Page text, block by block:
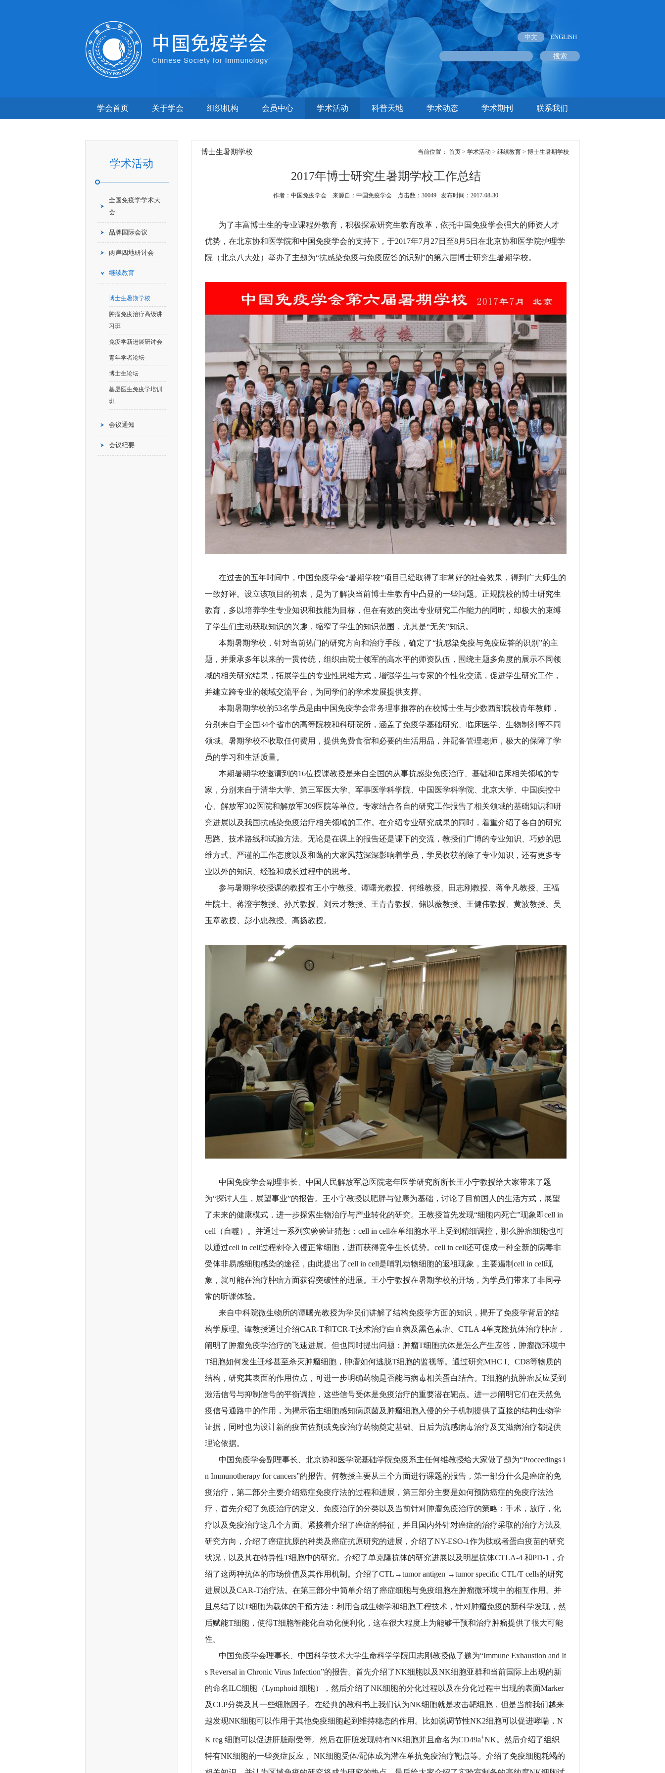
中文 ENGLISH
学会首页 关于学会 组织机构 会员中心 学术活动 科普天地 学术动态 学术期刊 联系我们
学术活动
全国免疫学学术大
会
品牌国际会议
两岸四地研讨会
继续教育
博士生暑期学校
肿瘤免疫治疗高级讲
习班
免疫学新进展研讨会
青年学者论坛
博士生论坛
基层医生免疫学培训
班
会议通知
会议纪要
博士生暑期学校 当前位置： 首页 > 学术活动 > 继续教育 > 博士生暑期学校
2017年博士研究生暑期学校工作总结
作者：中国免疫学会 来源自：中国免疫学会 点击数：30049 发布时间：2017-08-30
为了丰富博士生的专业课程外教育，积极探索研究生教育改革，依托中国免疫学会强大的师资人才
优势，在北京协和医学院和中国免疫学会的支持下，于2017年7月27日至8月5日在北京协和医学院护理学
院（北京八大处）举办了主题为“抗感染免疫与免疫应答的识别”的第六届博士研究生暑期学校。
在过去的五年时间中，中国免疫学会“暑期学校”项目已经取得了非常好的社会效果，得到广大师生的
一致好评。设立该项目的初衷，是为了解决当前博士生教育中凸显的一些问题。正规院校的博士研究生
教育，多以培养学生专业知识和技能为目标，但在有效的突出专业研究工作能力的同时，却极大的束缚
了学生们主动获取知识的兴趣，缩窄了学生的知识范围，尤其是“无关”知识。
本期暑期学校，针对当前热门的研究方向和治疗手段，确定了“抗感染免疫与免疫应答的识别”的主
题，并秉承多年以来的一贯传统，组织由院士领军的高水平的师资队伍，围绕主题多角度的展示不同领
域的相关研究结果，拓展学生的专业性思维方式，增强学生与专家的个性化交流，促进学生研究工作，
并建立跨专业的领域交流平台，为同学们的学术发展提供支撑。
本期暑期学校的53名学员是由中国免疫学会常务理事推荐的在校博士生与少数西部院校青年教师，
分别来自于全国34个省市的高等院校和科研院所，涵盖了免疫学基础研究、临床医学、生物制剂等不同
领域。暑期学校不收取任何费用，提供免费食宿和必要的生活用品，并配备管理老师，极大的保障了学
员的学习和生活质量。
本期暑期学校邀请到的16位授课教授是来自全国的从事抗感染免疫治疗、基础和临床相关领域的专
家，分别来自于清华大学、第三军医大学、军事医学科学院、中国医学科学院、北京大学、中国疾控中
心、解放军302医院和解放军309医院等单位。专家结合各自的研究工作报告了相关领域的基础知识和研
究进展以及我国抗感染免疫治疗相关领域的工作。在介绍专业研究成果的同时，着重介绍了各自的研究
思路、技术路线和试验方法。无论是在课上的报告还是课下的交流，教授们广博的专业知识、巧妙的思
维方式、严谨的工作态度以及和蔼的大家风范深深影响着学员，学员收获的除了专业知识，还有更多专
业以外的知识、经验和成长过程中的思考。
参与暑期学校授课的教授有王小宁教授、谭曙光教授、何维教授、田志刚教授、蒋争凡教授、王福
生院士、蒋澄宇教授、孙兵教授、刘云才教授、王青青教授、储以薇教授、王健伟教授、黄波教授、吴
玉章教授、彭小忠教授、高扬教授。
中国免疫学会副理事长、中国人民解放军总医院老年医学研究所所长王小宁教授给大家带来了题
为“探讨人生，展望事业”的报告。王小宁教授以肥胖与健康为基础，讨论了目前国人的生活方式，展望
了未来的健康模式，进一步探索生物治疗与产业转化的研究。王教授首先发现“细胞内死亡”现象即cell in
cell（自噬）。并通过一系列实验验证猜想：cell in cell在单细胞水平上受到精细调控，那么肿瘤细胞也可
以通过cell in cell过程剥夺入侵正常细胞，进而获得竞争生长优势。cell in cell还可促成一种全新的病毒非
受体非易感细胞感染的途径，由此提出了cell in cell是哺乳动物细胞的返祖现象，主要遏制cell in cell现
象，就可能在治疗肿瘤方面获得突破性的进展。王小宁教授在暑期学校的开场，为学员们带来了非同寻
常的听课体验。
来自中科院微生物所的谭曙光教授为学员们讲解了结构免疫学方面的知识，揭开了免疫学背后的结
构学原理。谭教授通过介绍CAR-T和TCR-T技术治疗白血病及黑色素瘤、CTLA-4单克隆抗体治疗肿瘤，
阐明了肿瘤免疫学治疗的飞速进展。但也同时提出问题：肿瘤T细胞抗体是怎么产生应答，肿瘤微环境中
T细胞如何发生迁移甚至杀灭肿瘤细胞，肿瘤如何逃脱T细胞的监视等。通过研究MHC I、CD8等物质的
结构，研究其表面的作用位点，可进一步明确药物是否能与病毒相关蛋白结合。T细胞的抗肿瘤反应受到
激活信号与抑制信号的平衡调控，这些信号受体是免疫治疗的重要潜在靶点。进一步阐明它们在天然免
疫信号通路中的作用，为揭示宿主细胞感知病原菌及肿瘤细胞入侵的分子机制提供了直接的结构生物学
证据，同时也为设计新的疫苗佐剂或免疫治疗药物奠定基础。日后为流感病毒治疗及艾滋病治疗都提供
理论依据。
中国免疫学会副理事长、北京协和医学院基础学院免疫系主任何维教授给大家做了题为“Proceedings i
n Immunotherapy for cancers”的报告。何教授主要从三个方面进行课题的报告，第一部分什么是癌症的免
疫治疗，第二部分主要介绍癌症免疫疗法的过程和进展，第三部分主要是如何预防癌症的免疫疗法治
疗，首先介绍了免疫治疗的定义、免疫治疗的分类以及当前针对肿瘤免疫治疗的策略：手术，放疗，化
疗以及免疫治疗这几个方面。紧接着介绍了癌症的特征，并且国内外针对癌症的治疗采取的治疗方法及
研究方向，介绍了癌症抗原的种类及癌症抗原研究的进展，介绍了NY-ESO-1作为肽或者蛋白疫苗的研究
状况，以及其在特异性T细胞中的研究。介绍了单克隆抗体的研究进展以及明星抗体CTLA-4 和PD-1，介
绍了这两种抗体的市场价值及其作用机制。介绍了CTL→tumor antigen →tumor specific CTL/T cells的研究
进展以及CAR-T治疗法。在第三部分中简单介绍了癌症细胞与免疫细胞在肿瘤微环境中的相互作用。并
且总结了以T细胞为载体的干预方法：利用合成生物学和细胞工程技术，针对肿瘤免疫的新科学发现，然
后赋能T细胞，使得T细胞智能化自动化便利化，这在很大程度上为能够干预和治疗肿瘤提供了很大可能
性。
中国免疫学会理事长、中国科学技术大学生命科学学院田志刚教授做了题为“Immune Exhaustion and It
s Reversal in Chronic Virus Infection”的报告。首先介绍了NK细胞以及NK细胞亚群和当前国际上出现的新
的命名ILC细胞（Lymphoid 细胞），然后介绍了NK细胞的分化过程以及在分化过程中出现的表面Marker
及CLP分类及其一些细胞因子。在经典的教科书上我们认为NK细胞就是攻击靶细胞，但是当前我们越来
越发现NK细胞可以作用于其他免疫细胞起到维持稳态的作用。比如说调节性NK2细胞可以促进哮喘，N
K reg 细胞可以促进肝脏耐受等。然后在肝脏发现特有NK细胞并且命名为CD49a+NK。然后介绍了组织
特有NK细胞的一些炎症反应， NK细胞受体/配体成为潜在单抗免疫治疗靶点等。介绍了免疫细胞耗竭的